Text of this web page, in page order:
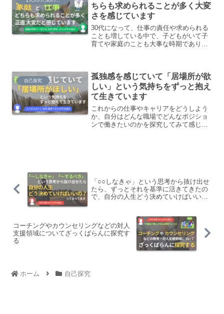
ちらも求められることが多く大変
さを感じています
30代になって、仕事の責任や求められる
ことも増している中で、子どもがいて子
育てや家庭のことも大事な時期であり、
タルがやられてしまった人も多いと聞い
て、みんなどうしているんでしょうか。
自己探究
孤独感を感じていて「居場所が欲
しい」という気持ちをずっと抱え
て生きています
これからの仕事やキャリアをどうしよう
か、自分はどんな職場でどんなポジショ
ンで働きたいのかを探究してみて感じた
「○○しなきゃ」という思考から抜け出せ
たら、ずっとそれを基準に活きてきたの
で、自分の人生どう決めていけばいいん
コーチングやカウンセリングなどの対人
支援領域についてざっくばらんに探究す
る
ホーム 自己探究